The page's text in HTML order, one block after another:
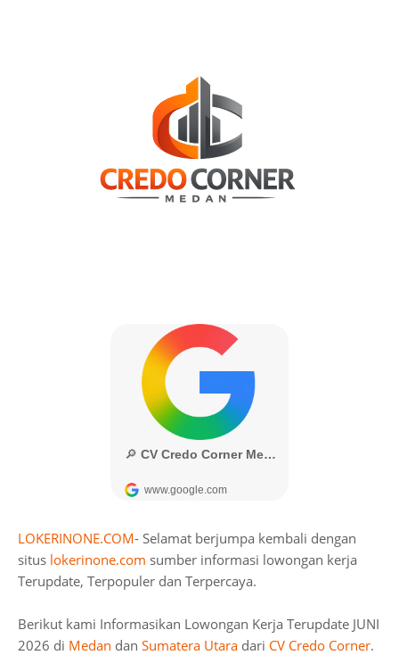
LOKERINONE.COM- Selamat berjumpa kembali dengan
situs lokerinone.com sumber informasi lowongan kerja
Terupdate, Terpopuler dan Terpercaya.
Berikut kami Informasikan Lowongan Kerja Terupdate JUNI
2026 di Medan dan Sumatera Utara dari CV Credo Corner.